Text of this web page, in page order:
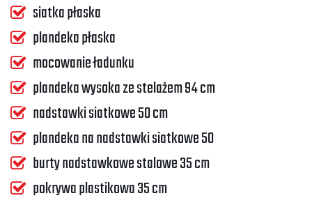
siatka płaska
plandeka płaska
mocowanie ładunku
plandeka wysoka ze stelażem 94 cm
nadstawki siatkowe 50 cm
plandeka na nadstawki siatkowe 50
burty nadstawkowe stalowe 35 cm
pokrywa plastikowa 35 cm